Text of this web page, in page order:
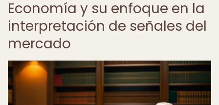
Economía y su enfoque en la
interpretación de señales del
mercado